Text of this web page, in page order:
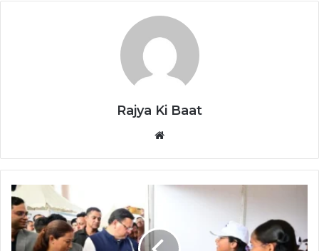
Rajya Ki Baat